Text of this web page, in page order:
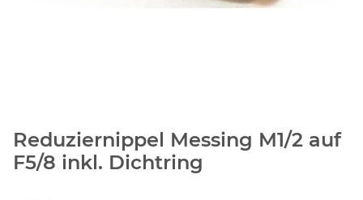
Reduziernippel Messing M1/2 auf
F5/8 inkl. Dichtring